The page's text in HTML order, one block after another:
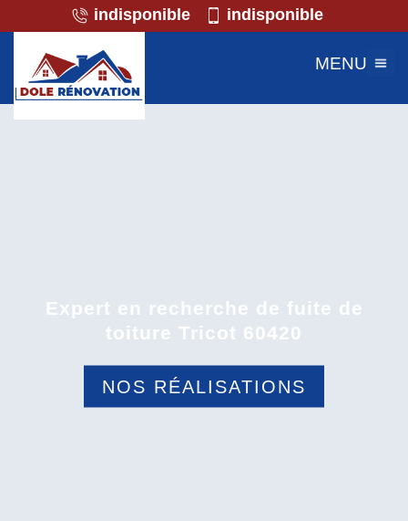
indisponible indisponible
MENU
Expert en recherche de fuite de
toiture Tricot 60420
NOS RÉALISATIONS